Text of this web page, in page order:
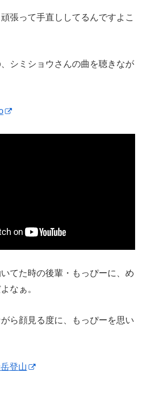
張って手直ししてるんですよこ
シミショウさんの曲を聴きなが
てた時の後輩・もっぴーに、め
なぁ。
ら顔見る度に、もっぴーを思い
登山